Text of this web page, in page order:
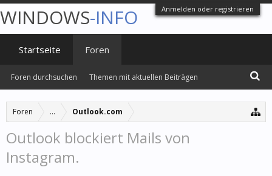
Anmelden oder registrieren
Foren ... Outlook.com
Outlook blockiert Mails von
Instagram.
WINDOWS-INFO
Startseite Foren
Foren durchsuchen Themen mit aktuellen Beiträgen